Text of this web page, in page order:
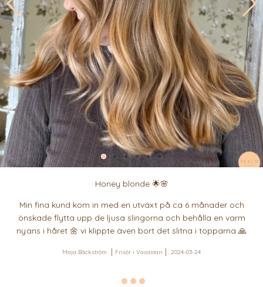
Honey blonde 🌟🌸
Min fina kund kom in med en utväxt på ca 6 månader och
önskade flytta upp de ljusa slingorna och behålla en varm
nyans i håret 🌼 vi klippte även bort det slitna i topparna 🙏
Maja Bäckström Frisör i Vasastan 2024-03-24